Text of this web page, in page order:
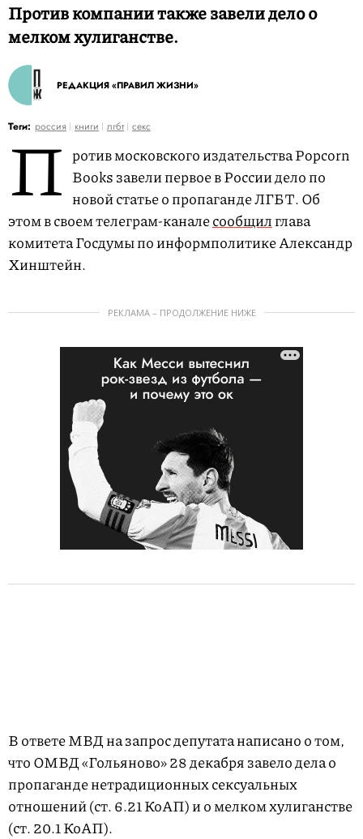
Против компании также завели дело о
мелком хулиганстве.
РЕДАКЦИЯ «ПРАВИЛ ЖИЗНИ»
Теги: россия книги лгбт секс
П ротив московского издательства Popcorn
Books завели первое в России дело по
новой статье о пропаганде ЛГБТ. Об
этом в своем телеграм-каналесообщилглава
комитета Госдумы по информполитике Александр
Хинштейн.
РЕКЛАМА – ПРОДОЛЖЕНИЕ НИЖЕ
В ответе МВД на запрос депутата написано о том,
что ОМВД «Гольяново» 28 декабря завело дела о
пропаганде нетрадиционных сексуальных
отношений (ст. 6.21 КоАП) и о мелком хулиганстве
(ст. 20.1 КоАП).